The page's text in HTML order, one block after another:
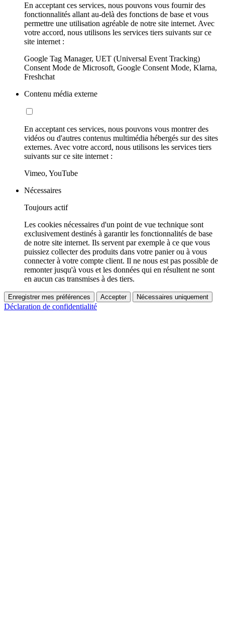
En acceptant ces services, nous pouvons vous fournir des
fonctionnalités allant au-delà des fonctions de base et vous
permettre une utilisation agréable de notre site internet. Avec
votre accord, nous utilisons les services tiers suivants sur ce
site internet :
Google Tag Manager, UET (Universal Event Tracking)
Consent Mode de Microsoft, Google Consent Mode, Klarna,
Freshchat
Contenu média externe
En acceptant ces services, nous pouvons vous montrer des
vidéos ou d'autres contenus multimédia hébergés sur des sites
externes. Avec votre accord, nous utilisons les services tiers
suivants sur ce site internet :
Vimeo, YouTube
Nécessaires
Toujours actif
Les cookies nécessaires d'un point de vue technique sont
exclusivement destinés à garantir les fonctionnalités de base
de notre site internet. Ils servent par exemple à ce que vous
puissiez collecter des produits dans votre panier ou à vous
connecter à votre compte client. Il ne nous est pas possible de
remonter jusqu'à vous et les données qui en résultent ne sont
en aucun cas transmises à des tiers.
Enregistrer mes préférences Accepter Nécessaires uniquement
Déclaration de confidentialité